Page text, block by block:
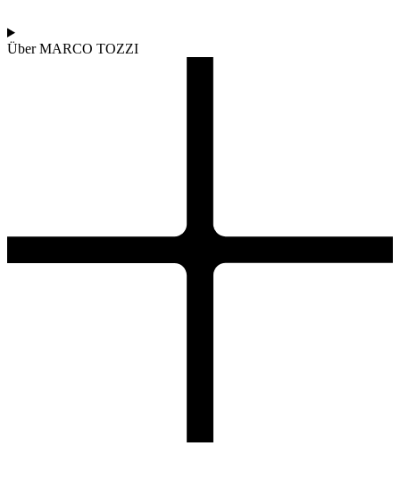
Über MARCO TOZZI